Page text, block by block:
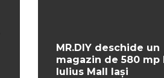
MR.DIY deschide un
magazin de 580 mp
Iulius Mall Iași